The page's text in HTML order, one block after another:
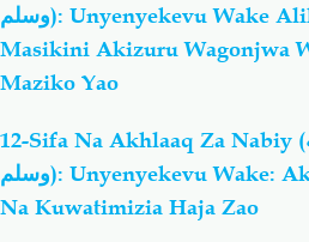
وسلم): Unyenyekevu Wake Alikuwa Akitembelea
Masikini Akizuru Wagonjwa
Maziko Yao
12-Sifa Na Akhlaaq Za Nabiy (صلى الله عليه وآله
وسلم): Unyenyekevu Wake: Akiwahudumia Wajakazi
Na Kuwatimizia Haja Zao